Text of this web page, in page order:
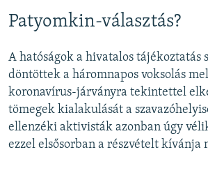
Patyomkin-választás?
A hatóságok a hivatalos tájékoztatás
döntöttek a háromnapos voksolás
koronavírus-járványra tekintettel
tömegek kialakulását a
ellenzéki aktivisták azonban úgy
ezzel elsősorban a részvételt kívánja